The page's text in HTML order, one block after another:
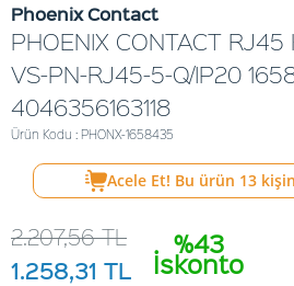
Phoenix Contact
PHOENIX CONTACT RJ45
VS-PN-RJ45-5-Q/IP20
4046356163118
Ürün Kodu : PHONX-1658435
Acele Et! Bu ürün 13
%43
İskonto
2.207,56TL
1.258,31 TL